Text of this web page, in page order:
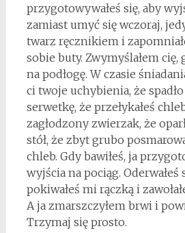
przygotowywałeś się, aby
zamiast umyć się wczoraj,
twarz ręcznikiem i
sobie buty. Zwymyślałem cię,
na podłogę. W czasie
ci twoje uchybienia, że
serwetkę, że przełykałeś
zagłodzony zwierzak, że
stół, że zbyt grubo
chleb. Gdy bawiłeś, ja
wyjścia na pociąg. Oderwałeś
pokiwałeś mi rączką i
A ja zmarszczyłem brwi i
Trzymaj się prosto.